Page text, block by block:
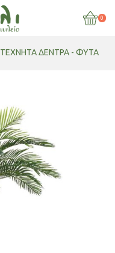
0
ΤΕΧΝΗΤΆ ΔΈΝΤΡΑ - ΦΥΤΆ